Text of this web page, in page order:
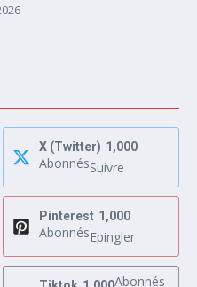
X (Twitter) 1,000
AbonnésSuivre
Pinterest 1,000
AbonnésEpingler
Abonnés